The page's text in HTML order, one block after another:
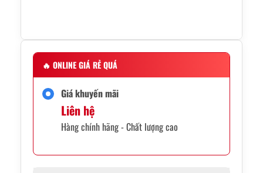
🔥 ONLINE GIÁ RẺ QUÁ
Giá khuyến mãi
Liên hệ
Hàng chính hãng - Chất lượng cao